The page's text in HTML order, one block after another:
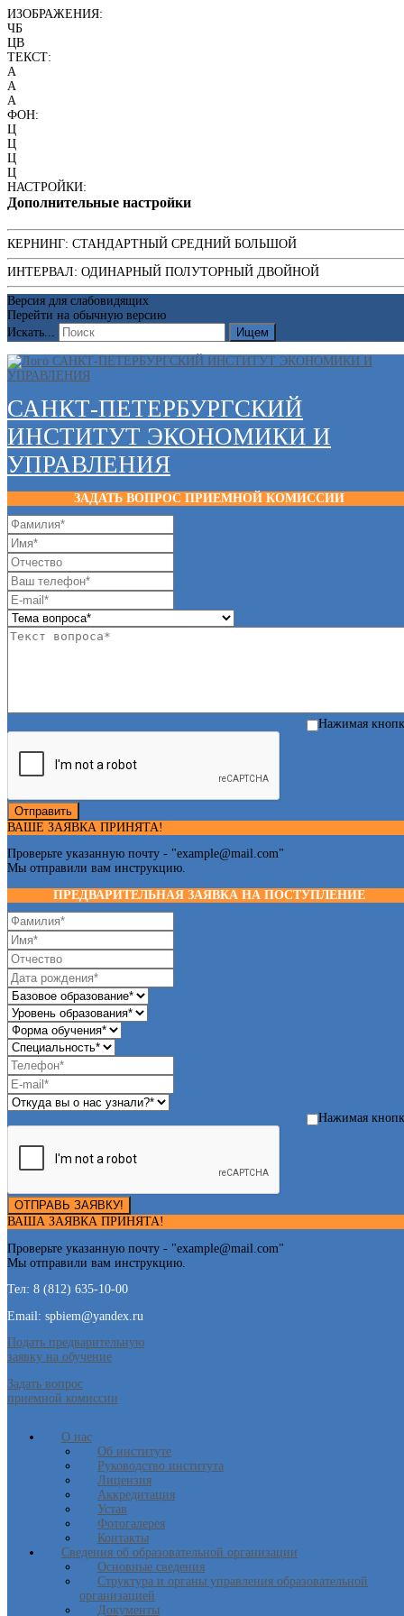
ИЗОБРАЖЕНИЯ:
ЧБ
ЦВ
ТЕКСТ:
A
A
A
ФОН:
Ц
Ц
Ц
Ц
НАСТРОЙКИ:
Дополнительные настройки
КЕРНИНГ: СТАНДАРТНЫЙ СРЕДНИЙ БОЛЬШОЙ
ИНТЕРВАЛ: ОДИНАРНЫЙ ПОЛУТОРНЫЙ ДВОЙНОЙ
Версия для слабовидящих
Перейти на обычную версию
Искать...
Ищем
САНКТ-ПЕТЕРБУРГСКИЙ
ИНСТИТУТ ЭКОНОМИКИ И
УПРАВЛЕНИЯ
ЗАДАТЬ ВОПРОС ПРИЕМНОЙ КОМИССИИ
Нажимая
Отправить
ВАШЕ ЗАЯВКА ПРИНЯТА!
Проверьте указанную почту - "example@mail.com"
Мы отправили вам инструкцию.
ПРЕДВАРИТЕЛЬНАЯ ЗАЯВКА НА ПОСТУПЛЕНИЕ
Нажимая
ОТПРАВЬ ЗАЯВКУ!
ВАША ЗАЯВКА ПРИНЯТА!
Проверьте указанную почту - "example@mail.com"
Мы отправили вам инструкцию.
Тел: 8 (812) 635-10-00
Email: spbiem@yandex.ru
Подать предварительную
заявку на обучение
Задать вопрос
приемной комиссии
О нас
Об институте
Руководство института
Лицензия
Аккредитация
Устав
Фотогалерея
Контакты
Сведения об образовательной организации
Основные сведения
Структура и органы управления образовательной
организацией
Документы